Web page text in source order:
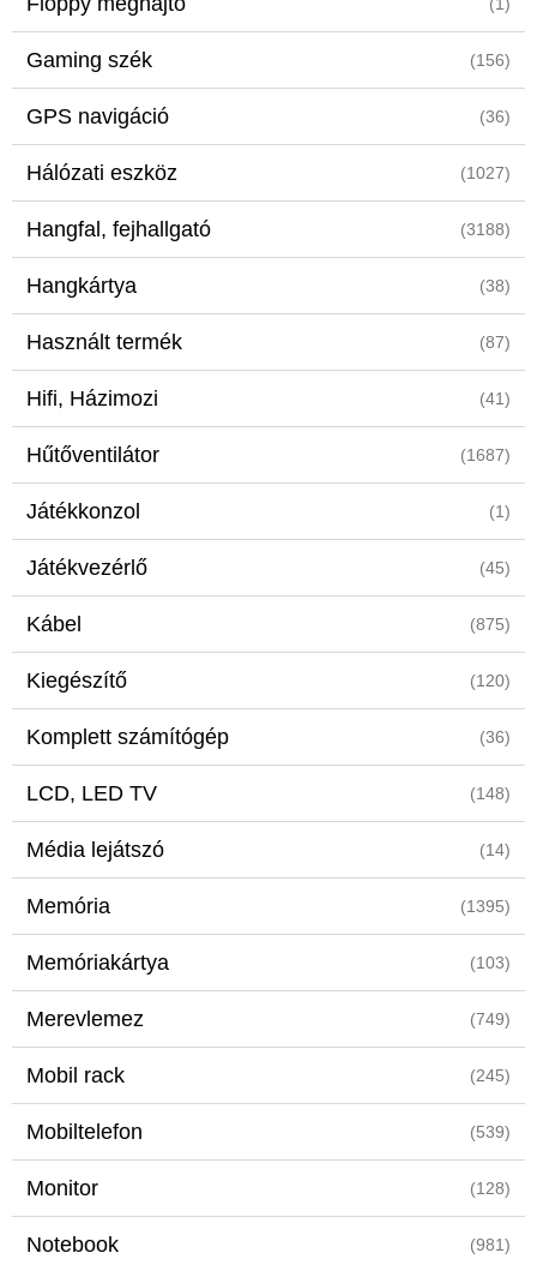
Gaming szék (156)
GPS navigáció (36)
Hálózati eszköz (1027)
Hangfal, fejhallgató (3188)
Hangkártya (38)
Használt termék (87)
Hifi, Házimozi (41)
Hűtőventilátor (1687)
Játékkonzol (1)
Játékvezérlő (45)
Kábel (875)
Kiegészítő (120)
Komplett számítógép (36)
LCD, LED TV (148)
Média lejátszó (14)
Memória (1395)
Memóriakártya (103)
Merevlemez (749)
Mobil rack (245)
Mobiltelefon (539)
Monitor (128)
Notebook (981)